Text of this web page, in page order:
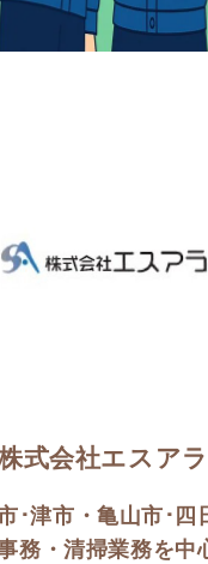
式会社エスア
･津市・亀山市･四
務・清掃業務を中